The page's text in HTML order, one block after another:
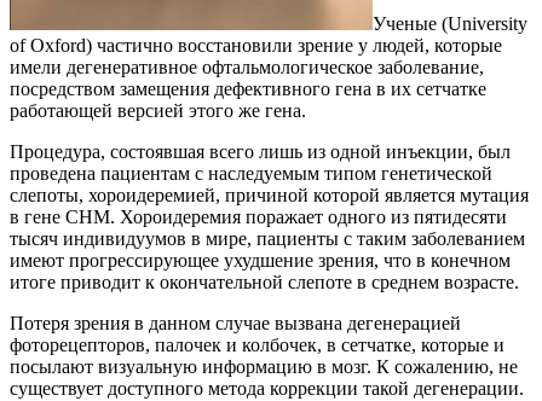
Ученые (University
of Oxford) частично восстановили зрение у людей, которые
имели дегенеративное офтальмологическое заболевание,
посредством замещения дефективного гена в их сетчатке
работающей версией этого же гена.
Процедура, состоявшая всего лишь из одной инъекции, был
проведена пациентам с наследуемым типом генетической
слепоты, хороидеремией, причиной которой является мутация
в гене CHM. Хороидеремия поражает одного из пятидесяти
тысяч индивидуумов в мире, пациенты с таким заболеванием
имеют прогрессирующее ухудшение зрения, что в конечном
итоге приводит к окончательной слепоте в среднем возрасте.
Потеря зрения в данном случае вызвана дегенерацией
фоторецепторов, палочек и колбочек, в сетчатке, которые и
посылают визуальную информацию в мозг. К сожалению, не
существует доступного метода коррекции такой дегенерации.